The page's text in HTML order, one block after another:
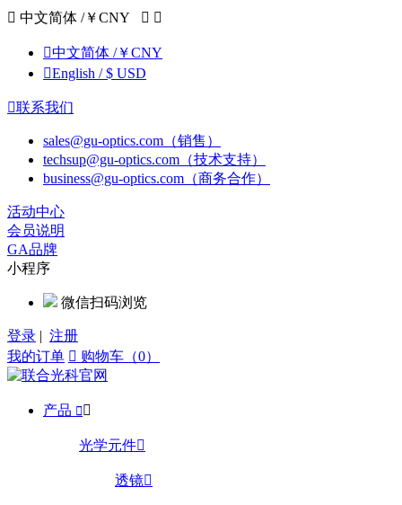
 中文简体 /￥CNY  
中文简体 /￥CNY
English / $ USD
联系我们
sales@gu-optics.com（销售）
techsup@gu-optics.com（技术支持）
business@gu-optics.com（商务合作）
活动中心
会员说明
GA品牌
小程序
微信扫码浏览
登录 | 注册
我的订单  购物车（0）
产品  
光学元件
透镜